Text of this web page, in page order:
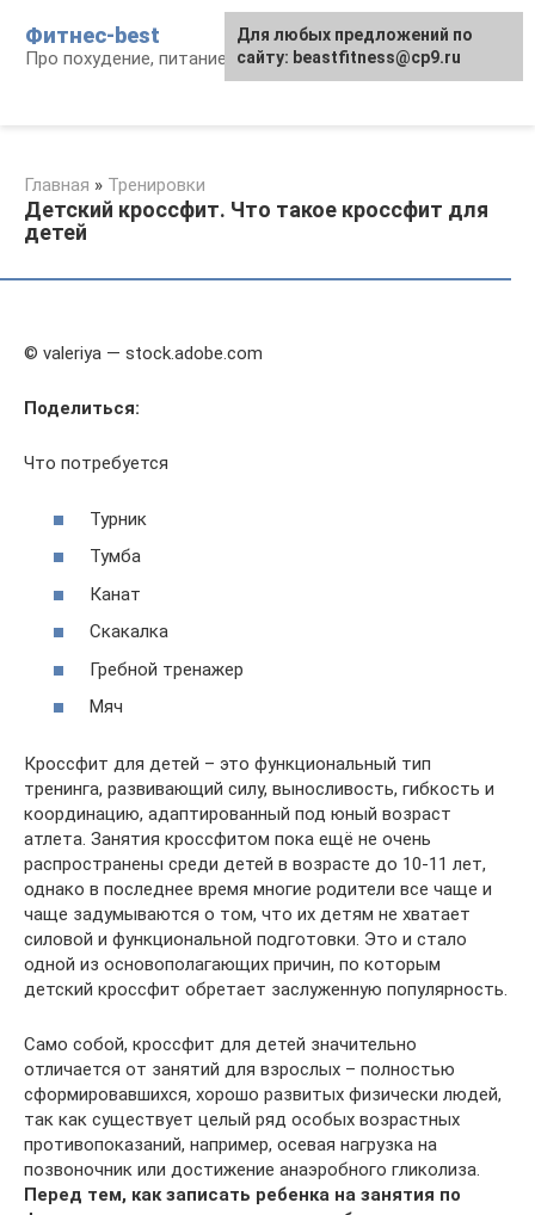
контенту
Фитнес-best
Про похудение, питание и фитнес
Главная » Тренировки
Детский кроссфит. Что такое кроссфит для
детей
© valeriya — stock.adobe.com
Поделиться:
Что потребуется
Турник
Тумба
Канат
Скакалка
Гребной тренажер
Мяч
Кроссфит для детей – это функциональный тип
тренинга, развивающий силу, выносливость, гибкость и
координацию, адаптированный под юный возраст
атлета. Занятия кроссфитом пока ещё не очень
распространены среди детей в возрасте до 10-11 лет,
однако в последнее время многие родители все чаще и
чаще задумываются о том, что их детям не хватает
силовой и функциональной подготовки. Это и стало
одной из основополагающих причин, по которым
детский кроссфит обретает заслуженную популярность.
Само собой, кроссфит для детей значительно
отличается от занятий для взрослых – полностью
сформировавшихся, хорошо развитых физически людей,
так как существует целый ряд особых возрастных
противопоказаний, например, осевая нагрузка на
позвоночник или достижение анаэробного гликолиза.
Перед тем, как записать ребенка на занятия по
Для любых предложений по
сайту: beastfitness@cp9.ru